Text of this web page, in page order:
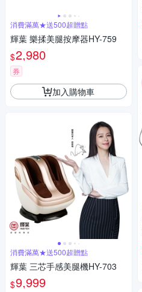
消費滿萬★送500超贈點
輝葉 樂揉美腿按摩器HY-759
$2,980
券
加入購物車
消費滿萬★送500超贈點
輝葉 三芯手感美腿機HY-703
$9,999